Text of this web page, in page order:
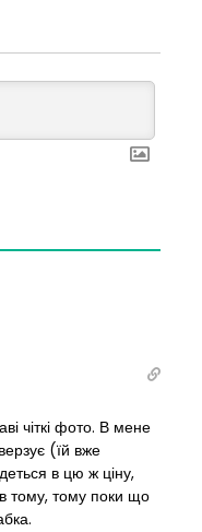
чіткі фото. В мене
(їй вже
в цю ж ціну,
тому, тому поки що